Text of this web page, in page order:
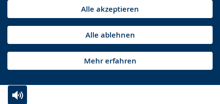
Alle akzeptieren
Alle ablehnen
Mehr erfahren